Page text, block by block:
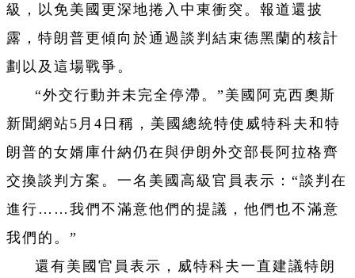
級，以免美國更深地捲入中東衝突。報道還披
露，特朗普更傾向於通過談判結束德黑蘭的核計
劃以及這場戰爭。
“外交行動并未完全停滯。”美國阿克西奧斯
新聞網站5月4日稱，美國總統特使威特科夫和特
朗普的女婿庫什納仍在與伊朗外交部長阿拉格齊
交換談判方案。一名美國高級官員表示：“談判在
進行……我們不滿意他們的提議，他們也不滿意
我們的。”
還有美國官員表示，威特科夫一直建議特朗